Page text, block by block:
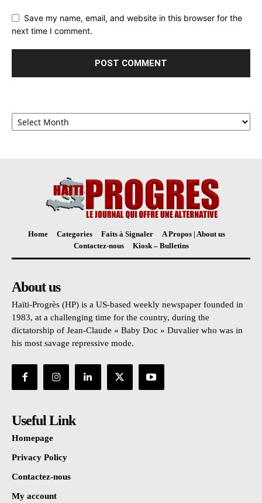
Save my name, email, and website in this browser for the
next time I comment.
Archives
Home Categories Faits à Signaler
A Propos | About us
Contactez-nous
Kiosk – Bulletins
About us
Haïti-Progrès (HP) is a US-based weekly newspaper founded in
1983, at a challenging time for the country, during the
dictatorship of Jean-Claude « Baby Doc » Duvalier who was in
his most savage repressive mode.
Useful Link
Homepage
Privacy Policy
Contactez-nous
My account